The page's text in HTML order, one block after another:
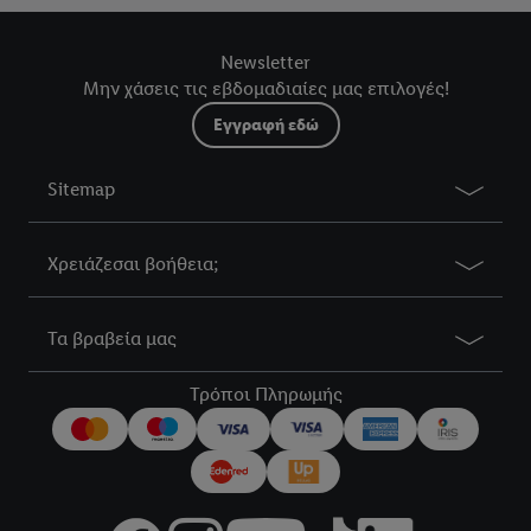
Newsletter
Μην χάσεις τις εβδομαδιαίες μας επιλογές!
Εγγραφή εδώ
Sitemap
Χρειάζεσαι βοήθεια;
Τα βραβεία μας
Τρόποι Πληρωμής